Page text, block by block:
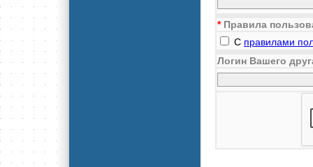
*Правила
С правилами
Логин Вашего